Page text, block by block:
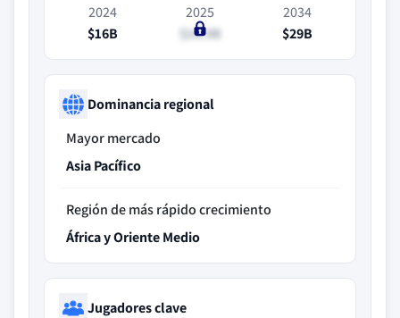
2024
$16B
2025
$16.9B
2034
$29B
Dominancia regional
Mayor mercado
Asia Pacífico
Región de más rápido crecimiento
África y Oriente Medio
Jugadores clave